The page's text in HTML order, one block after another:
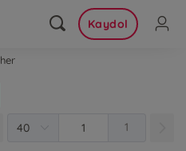
Kaydol
1